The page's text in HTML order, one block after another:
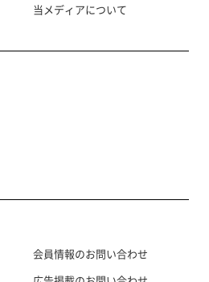
当メディアについて
会員情報のお問い合わせ